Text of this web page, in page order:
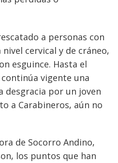
a personas con
cervical y de cráneo,
esguince. Hasta el
vigente una
desgracia por un joven
a Carabineros, aún no
de Socorro Andino,
los puntos que han